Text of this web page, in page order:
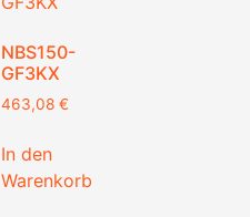
NBS150-
GF3KX
463,08 €
In den
Warenkorb